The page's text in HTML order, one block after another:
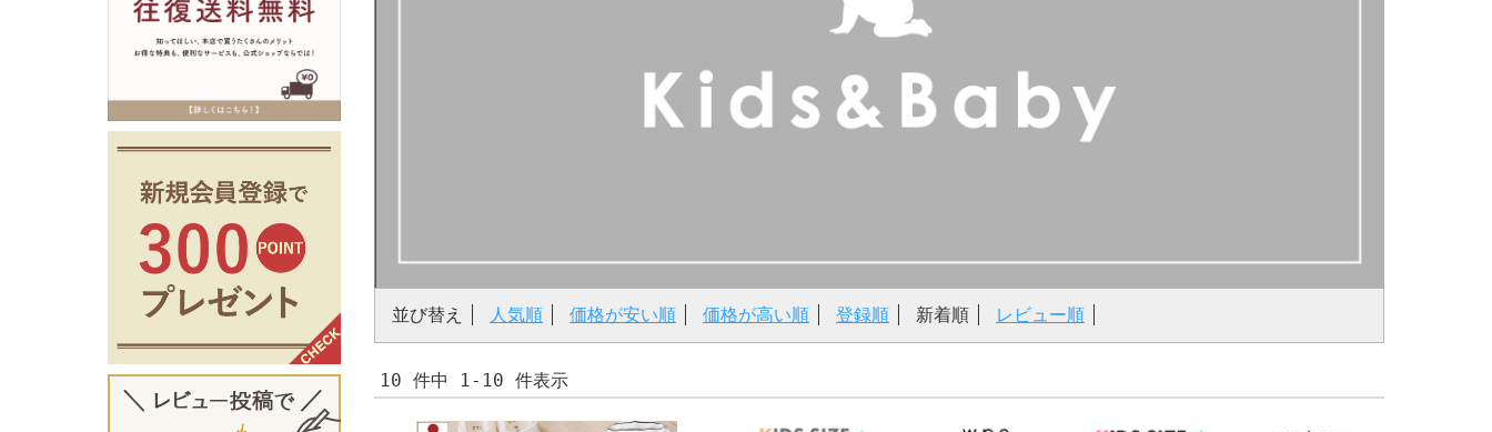
並び替え 人気順 価格が安い順 価格が高い順 登録順 新着順 レビュー順
10 件中 1-10 件表示